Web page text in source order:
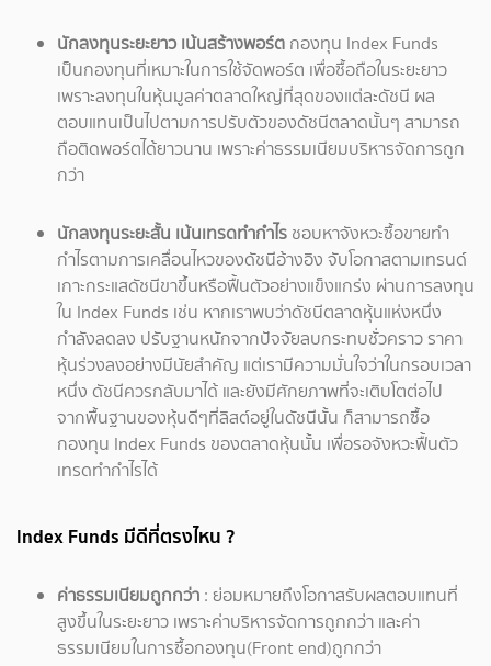
นักลงทุนระยะยาว เน้นสร้างพอร์ต กองทุน Index Funds
เป็นกองทุนที่เหมาะในการใช้จัดพอร์ต เพื่อซื้อถือในระยะยาว
เพราะลงทุนในหุ้นมูลค่าตลาดใหญ่ที่สุดของแต่ละดัชนี ผล
ตอบแทนเป็นไปตามการปรับตัวของดัชนีตลาดนั้นๆ สามารถ
ถือติดพอร์ตได้ยาวนาน เพราะค่าธรรมเนียมบริหารจัดการถูก
กว่า
นักลงทุนระยะสั้น เน้นเทรดทำกำไร ชอบหาจังหวะซื้อขายทำ
กำไรตามการเคลื่อนไหวของดัชนีอ้างอิง จับโอกาสตามเทรนด์
เกาะกระแสดัชนีขาขึ้นหรือฟื้นตัวอย่างแข็งแกร่ง ผ่านการลงทุน
ใน Index Funds เช่น หากเราพบว่าดัชนีตลาดหุ้นแห่งหนึ่ง
กำลังลดลง ปรับฐานหนักจากปัจจัยลบกระทบชั่วคราว ราคา
หุ้นร่วงลงอย่างมีนัยสำคัญ แต่เรามีความมั่นใจว่าในกรอบเวลา
หนึ่ง ดัชนีควรกลับมาได้ และยังมีศักยภาพที่จะเติบโตต่อไป
จากพื้นฐานของหุ้นดีๆที่ลิสต์อยู่ในดัชนีนั้น ก็สามารถซื้อ
กองทุน Index Funds ของตลาดหุ้นนั้น เพื่อรอจังหวะฟื้นตัว
เทรดทำกำไรได้
Index Funds มีดีที่ตรงไหน ?
ค่าธรรมเนียมถูกกว่า : ย่อมหมายถึงโอกาสรับผลตอบแทนที่
สูงขึ้นในระยะยาว เพราะค่าบริหารจัดการถูกกว่า และค่า
ธรรมเนียมในการซื้อกองทุน(Front end)ถูกกว่า